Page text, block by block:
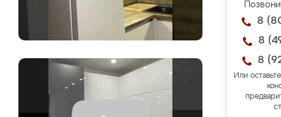
8
8
8
Или